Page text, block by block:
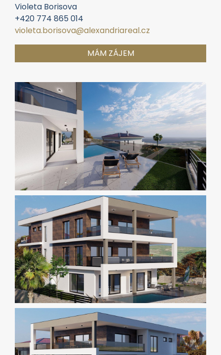
Violeta Borisova
+420 774 865 014
violeta.borisova@alexandriareal.cz
MÁM ZÁJEM